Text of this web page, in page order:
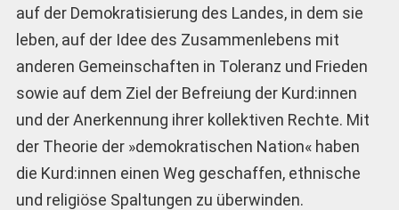
auf der Demokratisierung des Landes, in dem sie
leben, auf der Idee des Zusammenlebens mit
anderen Gemeinschaften in Toleranz und Frieden
sowie auf dem Ziel der Befreiung der Kurd:innen
und der Anerkennung ihrer kollektiven Rechte. Mit
der Theorie der »demokratischen Nation« haben
die Kurd:innen einen Weg geschaffen, ethnische
und religiöse Spaltungen zu überwinden.